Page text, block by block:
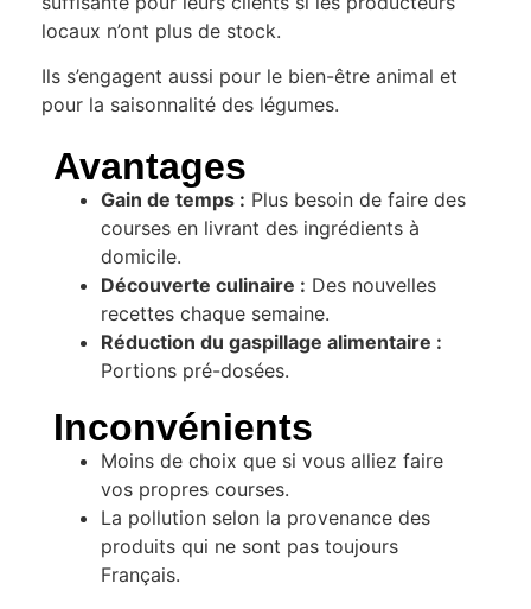
locaux n’ont plus de stock.
Ils s’engagent aussi pour le bien-être animal et
pour la saisonnalité des légumes.
Avantages
Gain de temps : Plus besoin de faire des
courses en livrant des ingrédients à
domicile.
Découverte culinaire : Des nouvelles
recettes chaque semaine.
Réduction du gaspillage alimentaire :
Portions pré-dosées.
Inconvénients
Moins de choix que si vous alliez faire
vos propres courses.
La pollution selon la provenance des
produits qui ne sont pas toujours
Français.